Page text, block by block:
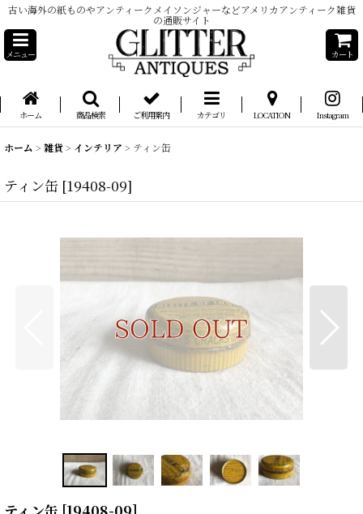
古い海外の紙ものやアンティークメイソンジャーなどアメリカアンティーク雑貨
の通販サイト
メニュー カート
ホーム 商品検索 ご利用案内 カテゴリ LOCATION Instagram
ホーム > 雑貨> インテリア > ティン缶
ティン缶 [19408-09]